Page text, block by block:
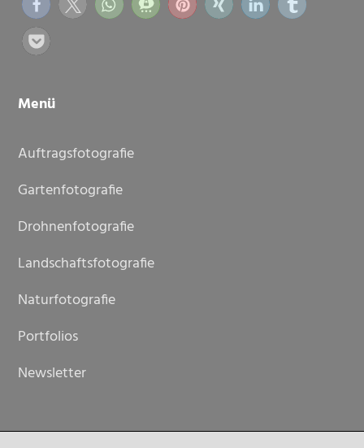
Menü
Auftragsfotografie
Gartenfotografie
Drohnenfotografie
Landschaftsfotografie
Naturfotografie
Portfolios
Newsletter